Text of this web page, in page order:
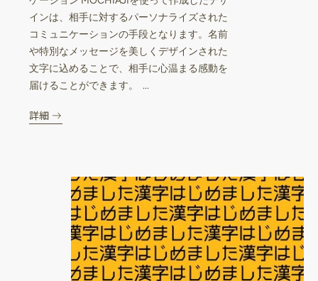
インは、相手に対するパーソナライズされた
コミュニケーションの手段となります。名前
や特別なメッセージを美しくデザインされた
文字に込めることで、相手に心温まる感動を
届けることができます。 ...
詳細